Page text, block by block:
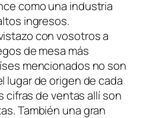
como una industria
ingresos.
con vosotros a
de mesa más
mencionados no son
lugar de origen de cada
cifras de ventas allí son
También una gran